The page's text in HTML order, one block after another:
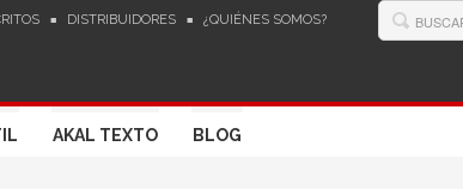
DISTRIBUIDORES ¿QUIÉNES SOMOS?
AKAL TEXTO BLOG